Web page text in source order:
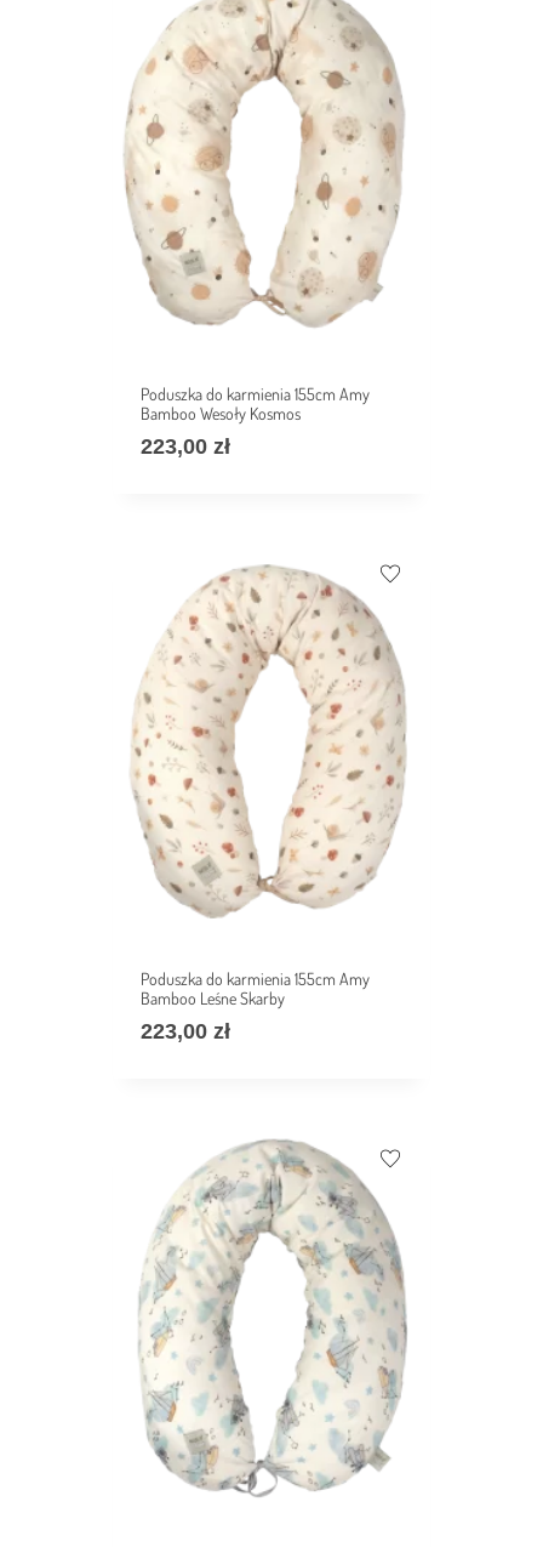
Poduszka do karmienia 155cm Amy
Bamboo Wesoły Kosmos
223,00 zł
Poduszka do karmienia 155cm Amy
Bamboo Leśne Skarby
223,00 zł